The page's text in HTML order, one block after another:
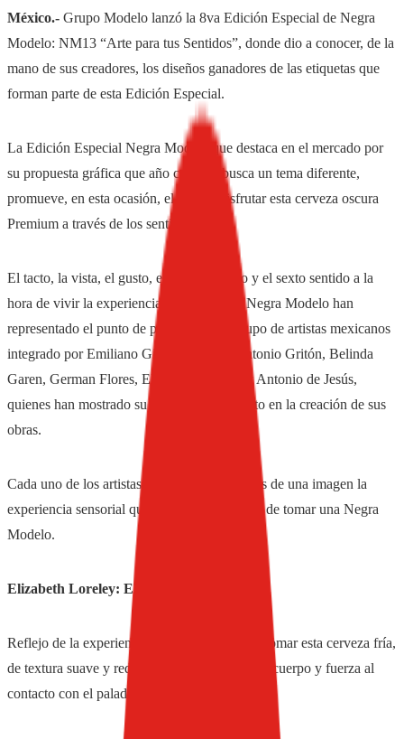
México.- Grupo Modelo lanzó la 8va Edición Especial de Negra
Modelo: NM13 “Arte para tus Sentidos”, donde dio a conocer, de la
mano de sus creadores, los diseños ganadores de las etiquetas que
forman parte de esta Edición Especial.
La Edición Especial Negra Modelo que destaca en el mercado por
su propuesta gráfica que año con año busca un tema diferente,
promueve, en esta ocasión, el arte de disfrutar esta cerveza oscura
Premium a través de los sentidos.
El tacto, la vista, el gusto, el oído, el olfato y el sexto sentido a la
hora de vivir la experiencia de tomar
una Negra Modelo han
representado el punto de partida para el grupo de artistas mexicanos
integrado por Emiliano Gironella Parra, Antonio Gritón, Belinda
Garen, German Flores, Elizabeth Loreley y Antonio de Jesús,
quienes han mostrado su creatividad y talento en la creación de sus
obras.
Cada uno de los artistas ha expresado a través de una imagen la
experiencia sensorial que representa el placer de tomar una Negra
Modelo.
Elizabeth Loreley: El tacto.
Reflejo de la experiencia al tacto a la hora de tomar esta cerveza fría,
de textura suave y redondeada; un líquido con cuerpo y fuerza al
contacto con el paladar.